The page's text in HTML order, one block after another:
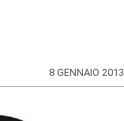
8 GENNAIO 2013